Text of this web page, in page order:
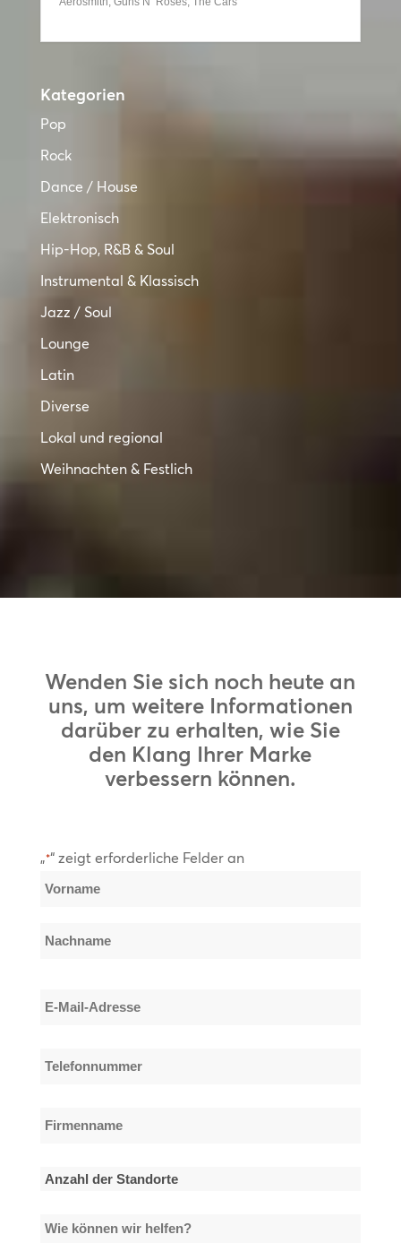
Kategorien
Pop
Rock
Dance / House
Elektronisch
Hip-Hop, R&B & Soul
Instrumental & Klassisch
Jazz / Soul
Lounge
Latin
Diverse
Lokal und regional
Weihnachten & Festlich
Wenden Sie sich noch heute an
uns, um weitere Informationen
darüber zu erhalten, wie Sie
den Klang Ihrer Marke
verbessern können.
„*“ zeigt erforderliche Felder an
Name
E-
Telefonnummer
Firmenname
Anzahl
Standorte
Wie